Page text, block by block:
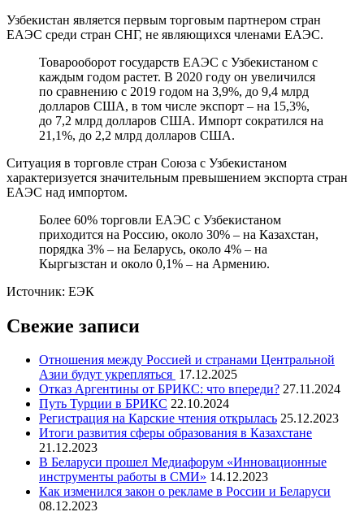
Узбекистан является первым торговым партнером стран
ЕАЭС среди стран СНГ, не являющихся членами ЕАЭС.
Товарооборот государств ЕАЭС с Узбекистаном с
каждым годом растет. В 2020 году он увеличился
по сравнению с 2019 годом на 3,9%, до 9,4 млрд
долларов США, в том числе экспорт – на 15,3%,
до 7,2 млрд долларов США. Импорт сократился на
21,1%, до 2,2 млрд долларов США.
Ситуация в торговле стран Союза с Узбекистаном
характеризуется значительным превышением экспорта стран
ЕАЭС над импортом.
Более 60% торговли ЕАЭС с Узбекистаном
приходится на Россию, около 30% – на Казахстан,
порядка 3% – на Беларусь, около 4% – на
Кыргызстан и около 0,1% – на Армению.
Источник: ЕЭК
Свежие записи
Отношения между Россией и странами Центральной
Азии будут укрепляться 17.12.2025
Отказ Аргентины от БРИКС: что впереди? 27.11.2024
Путь Турции в БРИКС 22.10.2024
Регистрация на Карские чтения открылась 25.12.2023
Итоги развития сферы образования в Казахстане
21.12.2023
В Беларуси прошел Медиафорум «Инновационные
инструменты работы в СМИ» 14.12.2023
Как изменился закон о рекламе в России и Беларуси
08.12.2023